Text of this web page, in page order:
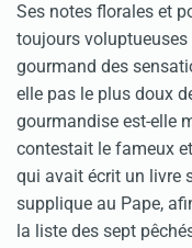
Ses notes florales et
toujours
gourmand des
elle pas le plus doux
gourmandise est-elle
contestait le fameux
qui avait écrit un livre
supplique au Pape,
la liste des sept